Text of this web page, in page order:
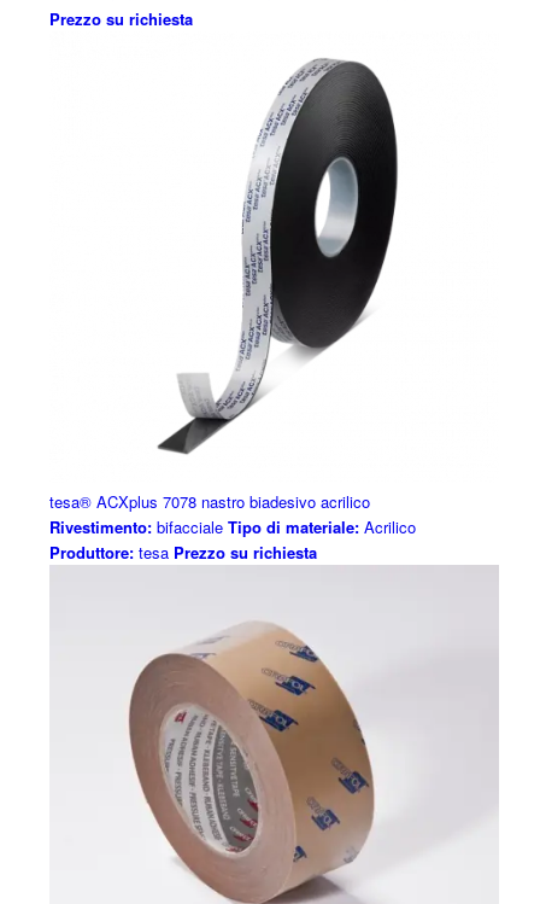
Prezzo su richiesta
tesa® ACXplus 7078 nastro biadesivo acrilico
Rivestimento:bifacciale Tipo di materiale:Acrilico
Produttore:tesa Prezzo su richiesta